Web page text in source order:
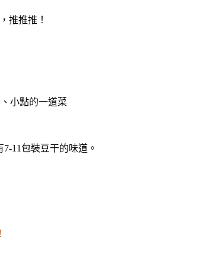
推推推！
小點的一道菜
11包裝豆干的味道。